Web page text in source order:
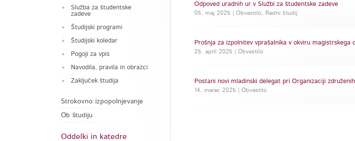
Služba za študentske
zadeve
Študijski programi
Študijski koledar
Pogoji za vpis
Navodila, pravila in obrazci
Zaključek študija
Strokovno izpopolnjevanje
Ob študiju
Oddelki in katedre
Odpoved uradnih ur v Službi za študentske zadeve
05. maj 2025 | Obvestilo, Redni študij
Prošnja za izpolnitev vprašalnika v okviru
25. april 2025 | Obvestilo
Postani novi mladinski delegat pri Organizaciji
14. marec 2025 | Obvestilo